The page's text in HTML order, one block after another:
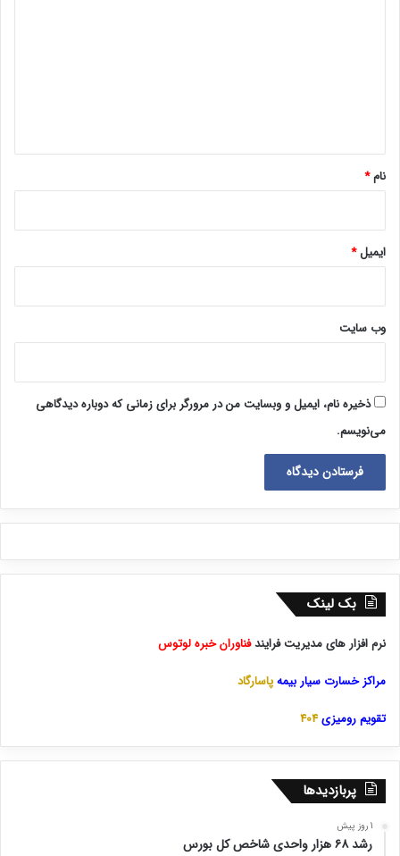
نام*
ایمیل*
وب‌ سایت
ذخیره نام، ایمیل و وبسایت من در مرورگر برای زمانی که دوباره دیدگاهی
می‌نویسم.
بک لینک
نرم افزار های مدیریت فرایندفناوران خبره لوتوس
مراکز خسارت سیار بیمهپاسارگاد
تقویم رومیزی404
پربازدیدها
1 روز پیش
رشد ۶۸ هزار واحدی شاخص کل بورس